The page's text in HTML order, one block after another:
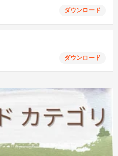
ダウンロード
ダウンロード